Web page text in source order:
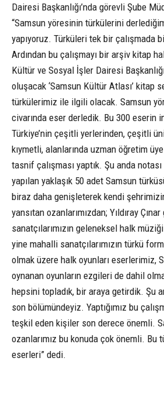
Dairesi Başkanlığı’nda görevli Şube
“Samsun yöresinin türkülerini
yapıyoruz. Türküleri tek bir çalışmada
Ardından bu çalışmayı bir arşiv kitap
Kültür ve Sosyal İşler Dairesi
oluşacak ‘Samsun Kültür Atlası’ kitap
türkülerimiz ile ilgili olacak. Samsun
civarında eser derledik. Bu 300 eserin
Türkiye’nin çeşitli yerlerinden, çeşitli
kıymetli, alanlarında uzman öğretim
tasnif çalışması yaptık. Şu anda
yapılan yaklaşık 50 adet Samsun
biraz daha genişleterek kendi
yansıtan ozanlarımızdan; Yıldıray
sanatçılarımızın geleneksel halk
yine mahalli sanatçılarımızın türkü
olmak üzere halk oyunları eserlerimiz,
oynanan oyunların ezgileri de dahil
hepsini topladık, bir araya getirdik. Şu
son bölümündeyiz. Yaptığımız bu
teşkil eden kişiler son derece önemli.
ozanlarımız bu konuda çok önemli. Bu
eserleri” dedi.